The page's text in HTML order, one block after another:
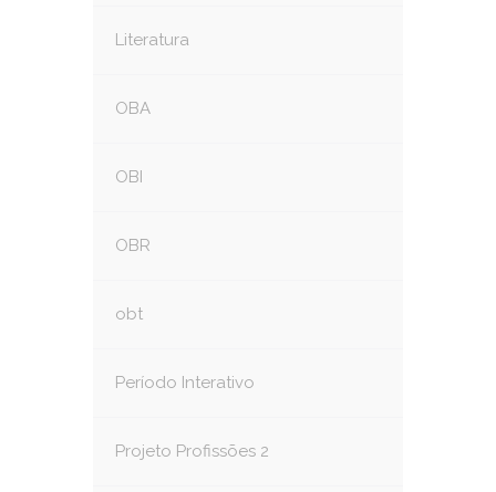
Literatura
OBA
OBI
OBR
obt
Período Interativo
Projeto Profissões 2